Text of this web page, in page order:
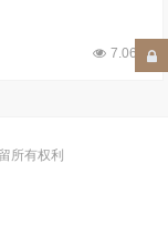
7.06W
所有权利